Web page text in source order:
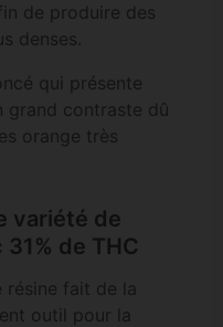
de produire des
denses.
qui présente
grand contraste dû
orange très
variété de
de THC
fait de la
outil pour la